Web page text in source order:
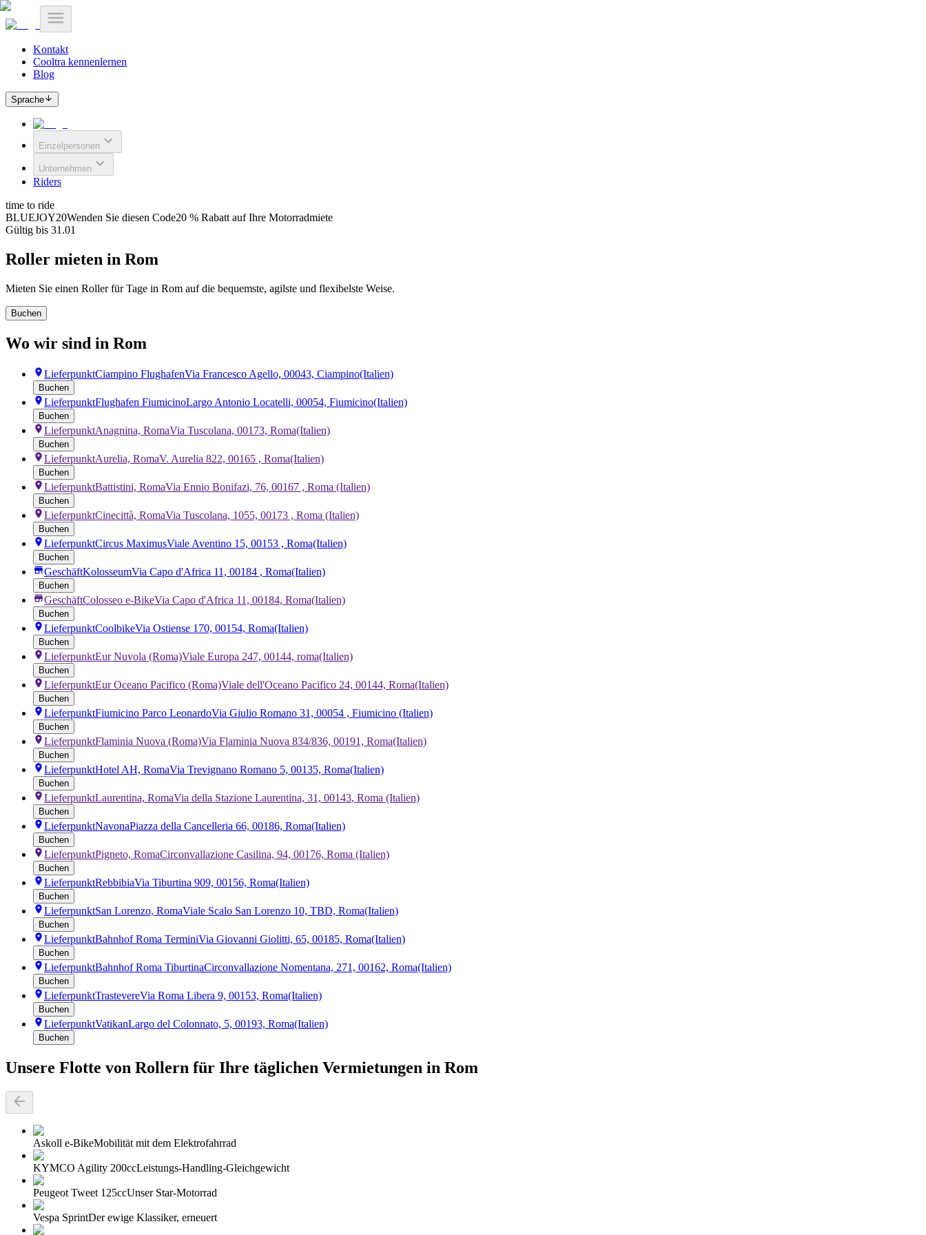
Kontakt
Cooltra kennenlernen
Blog
Sprache
Einzelpersonen
Unternehmen
Riders
time to ride
BLUEJOY20Wenden Sie diesen Code20 % Rabatt auf Ihre Motorradmiete
Gültig bis 31.01
Roller mieten in Rom
Mieten Sie einen Roller für Tage in Rom auf die bequemste, agilste und flexibelste Weise.
Buchen
Wo wir sind in Rom
LieferpunktCiampino FlughafenVia Francesco Agello, 00043, Ciampino(Italien)
Buchen
LieferpunktFlughafen FiumicinoLargo Antonio Locatelli, 00054, Fiumicino(Italien)
Buchen
LieferpunktAnagnina, RomaVia Tuscolana, 00173, Roma(Italien)
Buchen
LieferpunktAurelia, RomaV. Aurelia 822, 00165 , Roma(Italien)
Buchen
LieferpunktBattistini, RomaVia Ennio Bonifazi, 76, 00167 , Roma (Italien)
Buchen
LieferpunktCinecittà, RomaVia Tuscolana, 1055, 00173 , Roma (Italien)
Buchen
LieferpunktCircus MaximusViale Aventino 15, 00153 , Roma(Italien)
Buchen
GeschäftKolosseumVia Capo d'Africa 11, 00184 , Roma(Italien)
Buchen
GeschäftColosseo e-BikeVia Capo d'Africa 11, 00184, Roma(Italien)
Buchen
LieferpunktCoolbikeVia Ostiense 170, 00154, Roma(Italien)
Buchen
LieferpunktEur Nuvola (Roma)Viale Europa 247, 00144, roma(Italien)
Buchen
LieferpunktEur Oceano Pacifico (Roma)Viale dell'Oceano Pacifico 24, 00144, Roma(Italien)
Buchen
LieferpunktFiumicino Parco LeonardoVia Giulio Romano 31, 00054 , Fiumicino (Italien)
Buchen
LieferpunktFlaminia Nuova (Roma)Via Flaminia Nuova 834/836, 00191, Roma(Italien)
Buchen
LieferpunktHotel AH, RomaVia Trevignano Romano 5, 00135, Roma(Italien)
Buchen
LieferpunktLaurentina, RomaVia della Stazione Laurentina, 31, 00143, Roma (Italien)
Buchen
LieferpunktNavonaPiazza della Cancelleria 66, 00186, Roma(Italien)
Buchen
LieferpunktPigneto, RomaCirconvallazione Casilina, 94, 00176, Roma (Italien)
Buchen
LieferpunktRebbibiaVia Tiburtina 909, 00156, Roma(Italien)
Buchen
LieferpunktSan Lorenzo, RomaViale Scalo San Lorenzo 10, TBD, Roma(Italien)
Buchen
LieferpunktBahnhof Roma TerminiVia Giovanni Giolitti, 65, 00185, Roma(Italien)
Buchen
LieferpunktBahnhof Roma TiburtinaCirconvallazione Nomentana, 271, 00162, Roma(Italien)
Buchen
LieferpunktTrastevereVia Roma Libera 9, 00153, Roma(Italien)
Buchen
LieferpunktVatikanLargo del Colonnato, 5, 00193, Roma(Italien)
Buchen
Unsere Flotte von Rollern für Ihre täglichen Vermietungen in Rom
Askoll e-BikeMobilität mit dem Elektrofahrrad
KYMCO Agility 200ccLeistungs-Handling-Gleichgewicht
Peugeot Tweet 125ccUnser Star-Motorrad
Vespa SprintDer ewige Klassiker, erneuert